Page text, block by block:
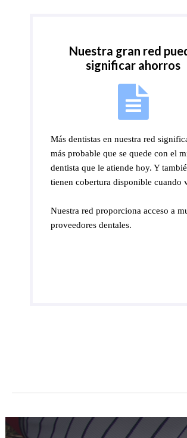
Nuestra gran red
significar ahorros
Más dentistas en nuestra red
más probable que se quede con el
dentista que le atiende hoy. Y
tienen cobertura disponible cuando
Nuestra red proporciona acceso a
proveedores dentales.